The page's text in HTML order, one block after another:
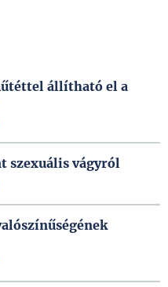
állítható el a
szexuális vágyról